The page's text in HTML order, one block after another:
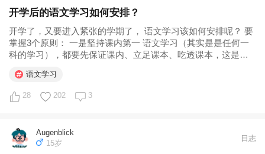
开学后的语文学习如何安排？
开学了，又要进入紧张的学期了， 语文学习该如何安排呢？ 要
掌握3个原则： 一是坚持课内第一 语文学习（其实是是任何一
科的学习），都要先保证课内、立足课本、吃透课本，这是基
握的知识牢固掌握，这是基本前提、是首要任务、是必须做好
的。基础的字词句默写...
语文学习
28 202 3
Augenblick
15岁
日志